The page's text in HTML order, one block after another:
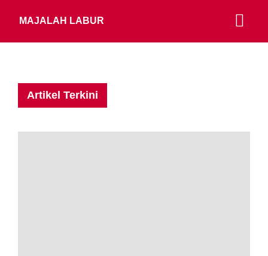
MAJALAH LABUR
Artikel Terkini